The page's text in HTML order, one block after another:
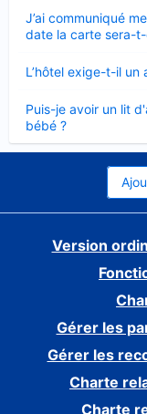
J’ai communiqué
date la carte sera-
fermé
L’hôtel exige-t-il un
fermé
Puis-je avoir un lit
bébé ?
fermé
Version
Gérer les
Gérer les
Charte
Charte